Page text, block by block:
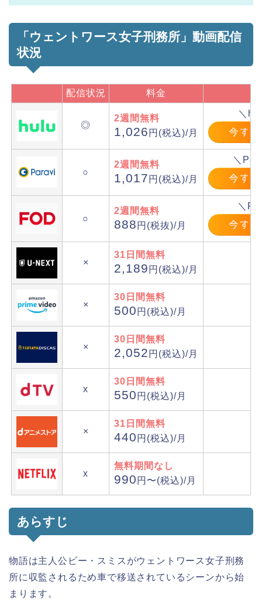
「ウェントワース女子刑務所」動画配信
状況
配信状況 料金
◎
2週間無料
1,026 円(税込)/月
＼
○
2週間無料
1,017 円(税込)/月
＼
○
2週間無料
888 円(税抜)/月
＼
×
31日間無料
2,189 円(税込)/月
×
30日間無料
500 円(税込)/月
×
30日間無料
2,052 円(税込)/月
x
30日間無料
550 円(税込)/月
×
31日間無料
440 円(税込)/月
x
無料期間なし
990 円〜(税込)/月
あらすじ
物語は主人公ビー・スミスがウェントワース女子刑務
所に収監されるため車で移送されているシーンから始
まります。